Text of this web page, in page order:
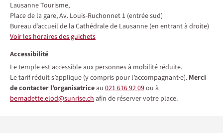
Lausanne Tourisme,
Place de la gare, Av. Louis-Ruchonnet 1 (entrée sud)
Bureau d’accueil de la Cathédrale de Lausanne (en entrant à droite)
Voir les horaires des guichets
Accessibilité
Le temple est accessible aux personnes à mobilité réduite.
Le tarif réduit s’applique (y compris pour l’accompagnant·e). Merci
de contacter l’organisatriceau 021 616 92 09ou à
bernadette.elod@sunrise.chafin de réserver votre place.